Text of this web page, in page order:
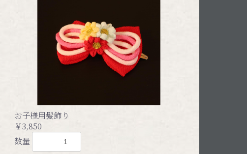
お子様用髪飾り
￥3,850
数量